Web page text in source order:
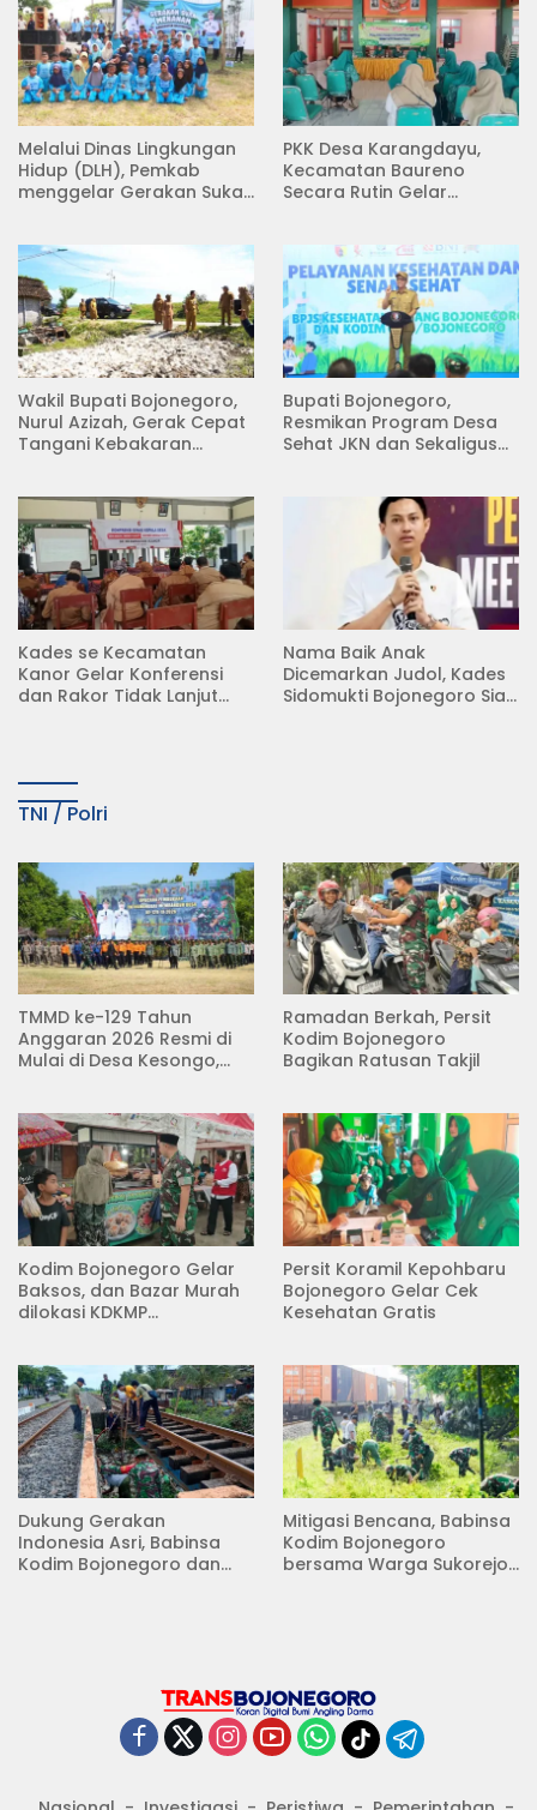
Melalui Dinas Lingkungan
Hidup (DLH), Pemkab
menggelar Gerakan Suka
PKK Desa Karangdayu,
Kecamatan Baureno
Secara Rutin Gelar
Wakil Bupati Bojonegoro,
Nurul Azizah, Gerak Cepat
Tangani Kebakaran
Bupati Bojonegoro,
Resmikan Program Desa
Sehat JKN dan Sekaligus
Kades se Kecamatan
Kanor Gelar Konferensi
dan Rakor Tidak Lanjut
Nama Baik Anak
Dicemarkan Judol, Kades
Sidomukti Bojonegoro Siap
TNI / Polri
TMMD ke-129 Tahun
Anggaran 2026 Resmi di
Mulai di Desa Kesongo,
Ramadan Berkah, Persit
Kodim Bojonegoro
Bagikan Ratusan Takjil
Kodim Bojonegoro Gelar
Baksos, dan Bazar Murah
dilokasi KDKMP
Persit Koramil Kepohbaru
Bojonegoro Gelar Cek
Kesehatan Gratis
Dukung Gerakan
Indonesia Asri, Babinsa
Kodim Bojonegoro dan
Mitigasi Bencana, Babinsa
Kodim Bojonegoro
bersama Warga Sukorejo